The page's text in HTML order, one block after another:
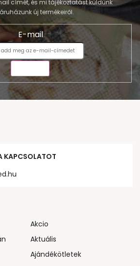
címét, és mi tájékoztatást küldünk
új termékeiről.
E-mail
KAPCSOLATOT
Akcio
Aktuális
Ajándékötletek